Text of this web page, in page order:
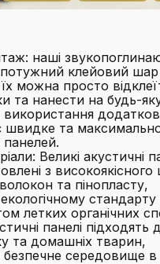
наші
клейовий шар
можна просто
та нанести на будь-
швидке та
Великі акустичні
з
та пінопласту,
стандарту
летких органічних
панелі
та домашніх тварин,
безпечне середовище в